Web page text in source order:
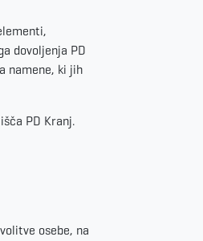
dovoljenja PD
namene, ki jih
PD Kranj.
osebe, na